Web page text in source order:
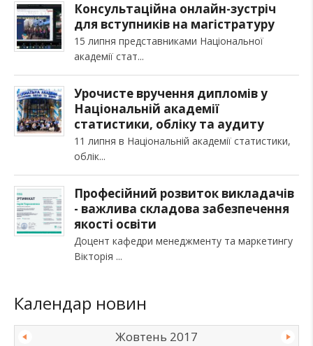
Консультаційна онлайн-зустріч
для вступників на магістратуру
15 липня представниками Національної
академії стат
Урочисте вручення дипломів у
Національній академії
статистики, обліку та аудиту
11 липня в Національній академії статистики,
облік
Професійний розвиток викладачів
- важлива складова забезпечення
якості освіти
Доцент кафедри менеджменту та маркетингу
Вікторія
Календар новин
Жовтень 2017